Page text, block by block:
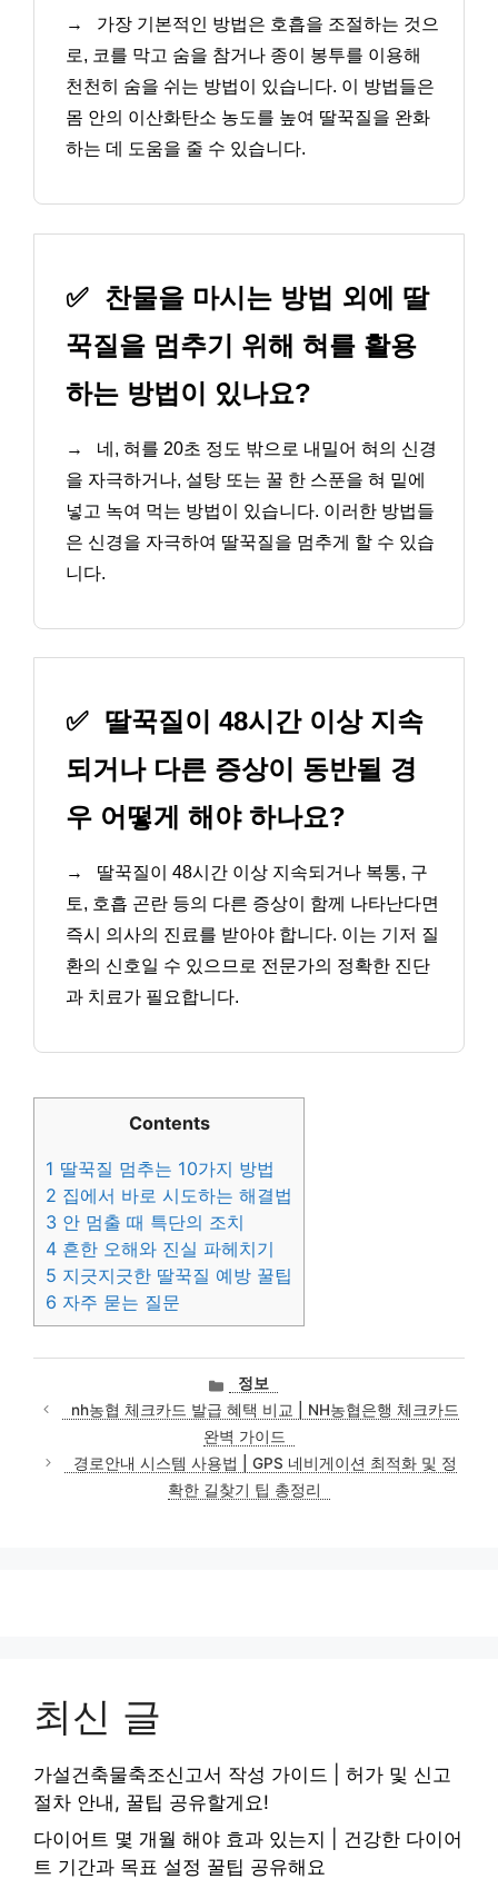
→
가장 기본적인 방법은 호흡을 조절하는 것으
로, 코를 막고 숨을 참거나 종이 봉투를 이용해
천천히 숨을 쉬는 방법이 있습니다. 이 방법들은
몸 안의 이산화탄소 농도를 높여 딸꾹질을 완화
하는 데 도움을 줄 수 있습니다.
✅ 찬물을 마시는 방법 외에 딸
꾹질을 멈추기 위해 혀를 활용
하는 방법이 있나요?
→
네, 혀를 20초 정도 밖으로 내밀어 혀의 신경
을 자극하거나, 설탕 또는 꿀 한 스푼을 혀 밑에
넣고 녹여 먹는 방법이 있습니다. 이러한 방법들
은 신경을 자극하여 딸꾹질을 멈추게 할 수 있습
니다.
✅ 딸꾹질이 48시간 이상 지속
되거나 다른 증상이 동반될 경
우 어떻게 해야 하나요?
→
딸꾹질이 48시간 이상 지속되거나 복통, 구
토, 호흡 곤란 등의 다른 증상이 함께 나타난다면
즉시 의사의 진료를 받아야 합니다. 이는 기저 질
환의 신호일 수 있으므로 전문가의 정확한 진단
과 치료가 필요합니다.
Contents
1 딸꾹질 멈추는 10가지 방법
2 집에서 바로 시도하는 해결법
3 안 멈출 때 특단의 조치
4 흔한 오해와 진실 파헤치기
5 지긋지긋한 딸꾹질 예방 꿀팁
6 자주 묻는 질문
카
테
고
리
정보
nh농협 체크카드 발급 혜택 비교 | NH농협은행 체크카드
완벽 가이드
경로안내 시스템 사용법 | GPS 네비게이션 최적화 및 정
확한 길찾기 팁 총정리
최신 글
가설건축물축조신고서 작성 가이드 | 허가 및 신고
절차 안내, 꿀팁 공유할게요!
다이어트 몇 개월 해야 효과 있는지 | 건강한 다이어
트 기간과 목표 설정 꿀팁 공유해요